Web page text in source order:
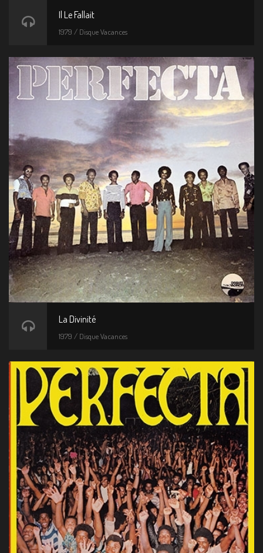
Il Le Fallait
1979 / Disque Vacances
La Divinité
1979 / Disque Vacances